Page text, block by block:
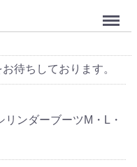
Menu
待ちしております。
ンダーブーツM・L・